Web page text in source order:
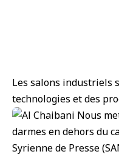
Les salons industriels
technologies et des